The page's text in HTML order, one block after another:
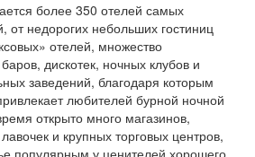
более 350 отелей самых
от недорогих небольших гостиниц
отелей, множество
дискотек, ночных клубов и
заведений, благодаря которым
любителей бурной ночной
открыто много магазинов,
и крупных торговых центров,